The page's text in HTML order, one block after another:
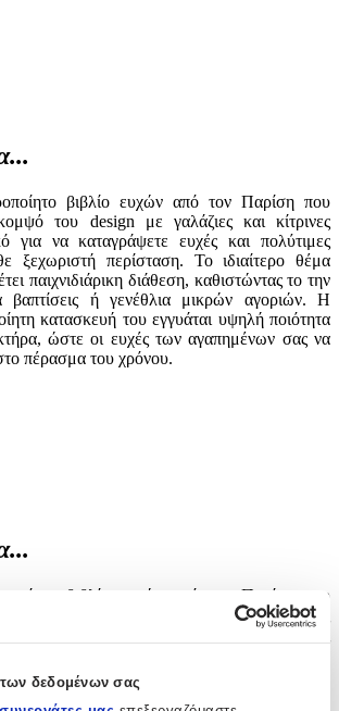
δεδομένων σας
βιβλίο ευχών από τον Παρίση που
του design με γαλάζιες και κίτρινες
για να καταγράψετε ευχές και πολύτιμες
ξεχωριστή περίσταση. Το ιδιαίτερο θέμα
παιχνιδιάρικη διάθεση, καθιστώντας το την
βαπτίσεις ή γενέθλια μικρών αγοριών. Η
κατασκευή του εγγυάται υψηλή ποιότητα
ώστε οι ευχές των αγαπημένων σας να
πέρασμα του χρόνου.
βιβλίο ευχών από τον Παρίση που
του design με γαλάζιες και κίτρινες
για να καταγράψετε ευχές και πολύτιμες
παιχνιδιάρικη διάθεση, καθιστώντας το την
βαπτίσεις ή γενέθλια μικρών αγοριών. Η